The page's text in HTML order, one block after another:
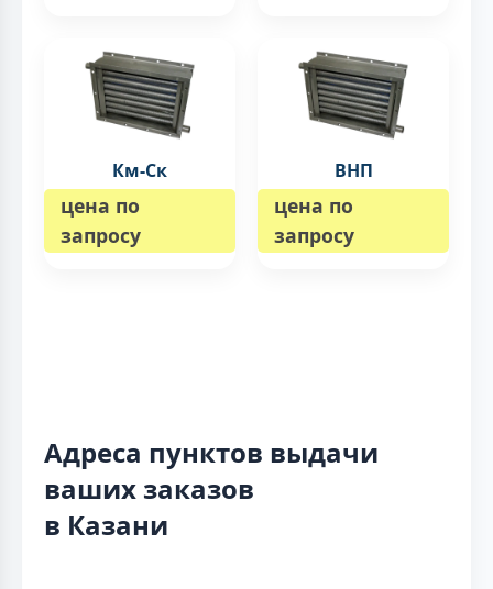
Км-Ск
цена по
запросу
ВНП
цена по
запросу
Адреса пунктов выдачи
ваших заказов
в Казани